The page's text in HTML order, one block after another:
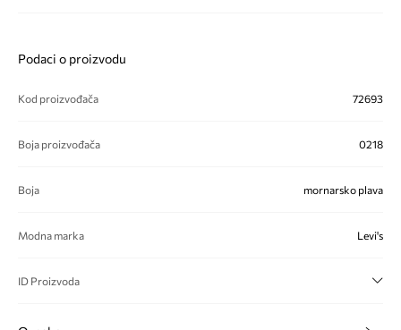
Podaci o proizvodu
Kod proizvođača 72693
Boja proizvođača 0218
Boja mornarsko plava
Modna marka Levi's
ID Proizvoda